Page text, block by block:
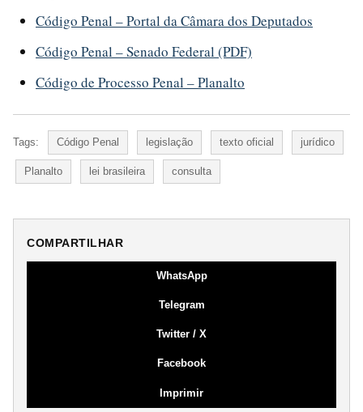
Código Penal – Portal da Câmara dos Deputados
Código Penal – Senado Federal (PDF)
Código de Processo Penal – Planalto
Tags: Código Penal legislação texto oficial jurídico
Planalto lei brasileira consulta
COMPARTILHAR
WhatsApp
Telegram
Twitter / X
Facebook
Imprimir